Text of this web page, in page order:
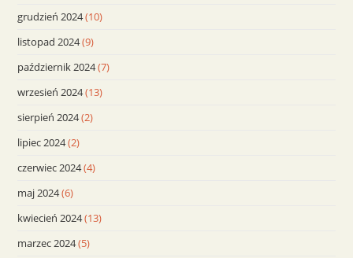
grudzień 2024(10)
listopad 2024(9)
październik 2024(7)
wrzesień 2024(13)
sierpień 2024(2)
lipiec 2024(2)
czerwiec 2024(4)
maj 2024(6)
kwiecień 2024(13)
marzec 2024(5)